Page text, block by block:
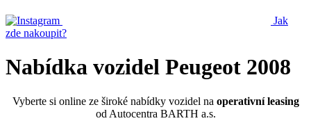
Jak
zde nakoupit?
Nabídka vozidel Peugeot 2008
Vyberte si online ze široké nabídky vozidel na operativní leasing
od Autocentra BARTH a.s.